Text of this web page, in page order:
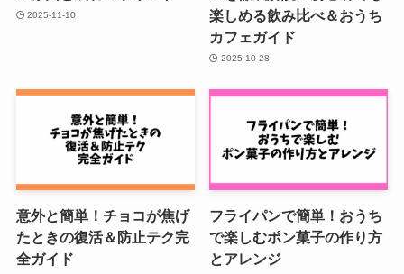
2025-11-10
楽しめる飲み比べ＆おうち
カフェガイド
2025-10-28
意外と簡単！チョコが焦げ
たときの復活＆防止テク完
全ガイド
フライパンで簡単！おうち
で楽しむポン菓子の作り方
とアレンジ